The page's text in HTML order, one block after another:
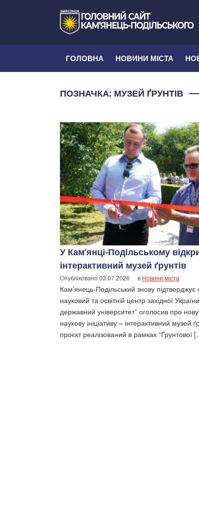
ГОЛОВНА НОВИНИ МІСТА
ПОЗНАЧКА: МУЗЕЙ ҐРУНТІВ
У Кам’янці-Подільському
інтерактивний музей ґрунтів
Опубліковано03.07.2026 в Новини міста
Кам’янець-Подільський знову підтверджує
науковий та освітній центр західної
державний університет” оголосив про нову
наукову ініціативу – інтерактивний музей
проєкт реалізований в рамках “Ґрунтової